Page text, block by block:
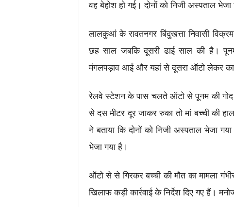
वह बेहोश हो गई। दोनों को निजी अस्पताल भेजा
लालकुआं के रावतनगर बिंदुखत्ता निवासी
छह साल जबकि दूसरी ढाई साल की है।
मंगलपड़ाव आई और यहां से दूसरा ऑटो लेकर
रेलवे स्टेशन के पास चलते ऑटो से पूनम की
से दस मीटर दूर जाकर रुका तो मां बच्ची की
ने बताया कि दोनों को निजी अस्पताल भेजा
भेजा गया है।
ऑटो से से गिरकर बच्ची की मौत का मामला
खिलाफ कड़ी कार्रवाई के निर्देश दिए गए हैं।